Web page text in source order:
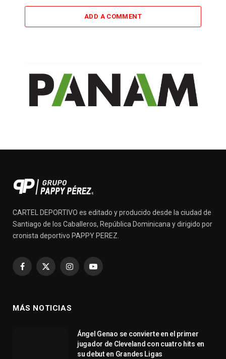
ADD A COMMENT
CARTEL DEPORTIVO es editado y producido desde la ciudad de
Santiago de los Caballeros, República Dominicana y dirigido por
cronista deportivo PAPPY PEREZ.
Facebook
X
InstagramYouTube
MÁS NOTICIAS
Ángel Genao se convierte en el primer
jugador de Cleveland con cuatro hits en
su debut en Grandes Ligas